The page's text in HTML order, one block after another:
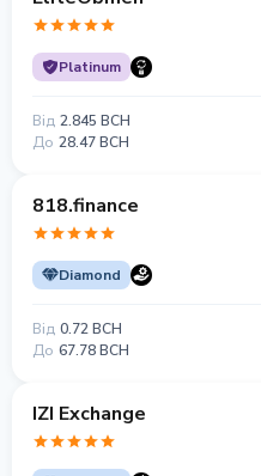
Platinum
Від 2.845 BCH
До 28.47 BCH
818.finance
Diamond
Від 0.72 BCH
До 67.78 BCH
IZI Exchange